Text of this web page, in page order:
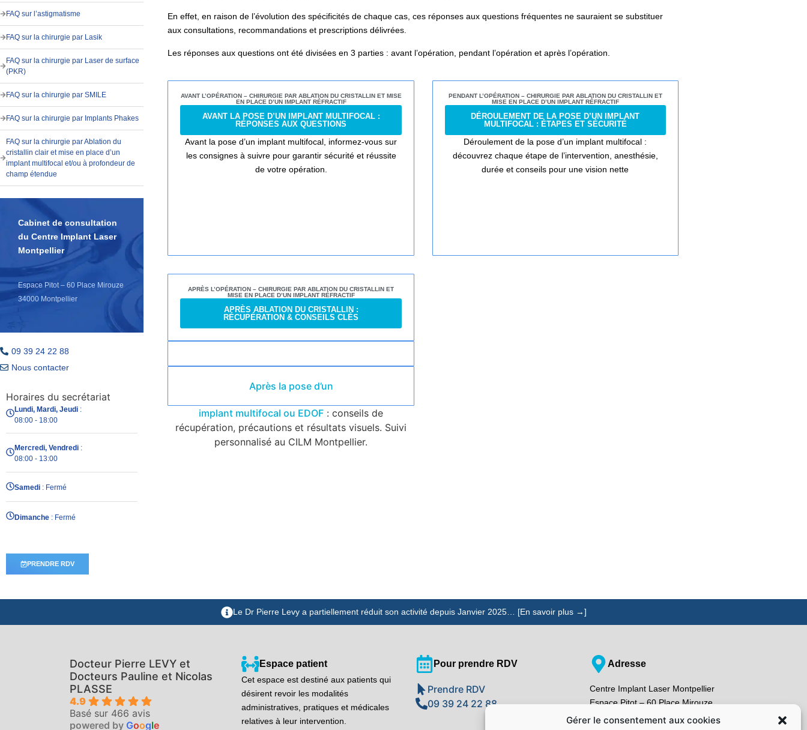
Gérer le consentement aux cookies
FAQ sur l’astigmatisme
FAQ sur la chirurgie par Lasik
FAQ sur la chirurgie par Laser de surface
(PKR)
FAQ sur la chirurgie par SMILE
FAQ sur la chirurgie par Implants Phakes
FAQ sur la chirurgie par Ablation du
cristallin clair et mise en place d’un
implant multifocal et/ou à profondeur de
champ étendue
Cabinet de consultation
du Centre Implant Laser
Montpellier
Espace Pitot – 60 Place Mirouze
34000 Montpellier
09 39 24 22 88
Nous contacter
Horaires du secrétariat
Lundi, Mardi, Jeudi :
08:00 - 18:00
Mercredi, Vendredi :
08:00 - 13:00
Samedi : Fermé
Dimanche : Fermé
PRENDRE RDV
En effet, en raison de l’évolution des spécificités de chaque cas, ces réponses aux questions fréquentes ne sauraient se substituer
aux consultations, recommandations et prescriptions délivrées.
Les réponses aux questions ont été divisées en 3 parties : avant l’opération, pendant l’opération et après l’opération.
AVANT L’OPÉRATION – CHIRURGIE PAR ABLATION DU CRISTALLIN ET MISE
EN PLACE D’UN IMPLANT RÉFRACTIF
AVANT LA POSE D’UN IMPLANT MULTIFOCAL :
RÉPONSES AUX QUESTIONS
Avant la pose d’un implant multifocal, informez-vous sur
les consignes à suivre pour garantir sécurité et réussite
de votre opération.
PENDANT L’OPÉRATION – CHIRURGIE PAR ABLATION DU CRISTALLIN ET
MISE EN PLACE D’UN IMPLANT RÉFRACTIF
DÉROULEMENT DE LA POSE D’UN IMPLANT
MULTIFOCAL : ÉTAPES ET SÉCURITÉ
Déroulement de la pose d’un implant multifocal :
découvrez chaque étape de l’intervention, anesthésie,
durée et conseils pour une vision nette
APRÈS L’OPÉRATION – CHIRURGIE PAR ABLATION DU CRISTALLIN ET
MISE EN PLACE D’UN IMPLANT RÉFRACTIF
APRÈS ABLATION DU CRISTALLIN :
RÉCUPÉRATION & CONSEILS CLÉS
Après la pose d’un
implant multifocal ou EDOF : conseils de
récupération, précautions et résultats visuels. Suivi
personnalisé au CILM Montpellier.
Le Dr Pierre Levy a partiellement réduit son activité depuis Janvier 2025… [En savoir plus →]
Docteur Pierre LEVY et
Docteurs Pauline et Nicolas
PLASSE
4.9
Basé sur 466 avis
powered by Google
Espace patient
Cet espace est destiné aux patients qui
désirent revoir les modalités
administratives, pratiques et médicales
relatives à leur intervention.
Pour prendre RDV
Prendre RDV
09 39 24 22 88
Adresse
Centre Implant Laser Montpellier
Espace Pitot – 60 Place Mirouze
34000 Montpellier